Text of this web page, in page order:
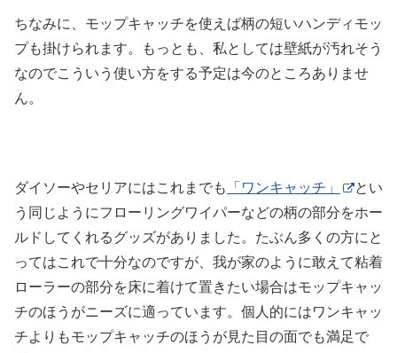
ちなみに、モップキャッチを使えば柄の短いハンディモッ
プも掛けられます。もっとも、私としては壁紙が汚れそう
なのでこういう使い方をする予定は今のところありませ
ん。
ダイソーやセリアにはこれまでも 「ワンキャッチ」
とい
う同じようにフローリングワイパーなどの柄の部分をホー
ルドしてくれるグッズがありました。たぶん多くの方にと
ってはこれで十分なのですが、我が家のように敢えて粘着
ローラーの部分を床に着けて置きたい場合はモップキャッ
チのほうがニーズに適っています。個人的にはワンキャッ
チよりもモップキャッチのほうが見た目の面でも満足で